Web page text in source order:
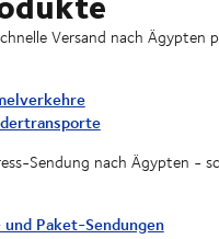
Versand nach Ägypten
Sendung nach Ägypten -
Paket-Sendungen